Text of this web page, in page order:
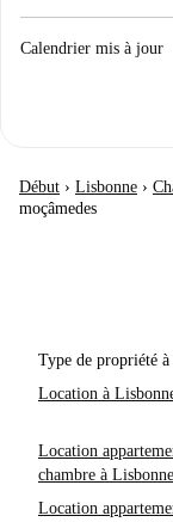
Calendrier mis à jour
Début › Lisbonne ›
moçâmedes
Type de propriété
Location à
Location
chambre à Lisbonne
Location